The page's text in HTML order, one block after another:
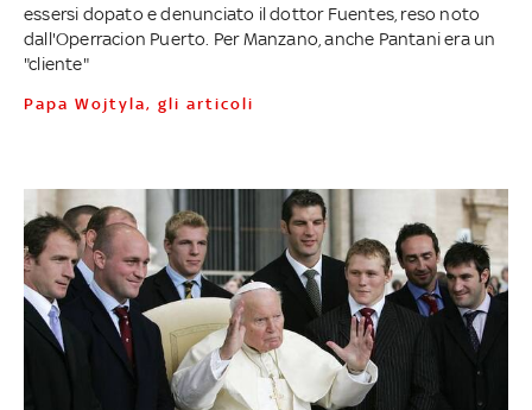
essersi dopato e denunciato il dottor Fuentes, reso noto
dall'Operracion Puerto. Per Manzano, anche Pantani era un
"cliente"
Papa Wojtyla, gli articoli